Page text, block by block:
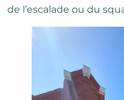
de l’escalade ou du